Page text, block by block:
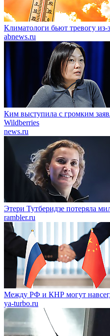
Климатологи бьют тревогу
abnews.ru
Ким выступила с громким
Wildberries
news.ru
Этери Тутберидзе потеряла
rambler.ru
Между РФ и КНР могут
ya-turbo.ru